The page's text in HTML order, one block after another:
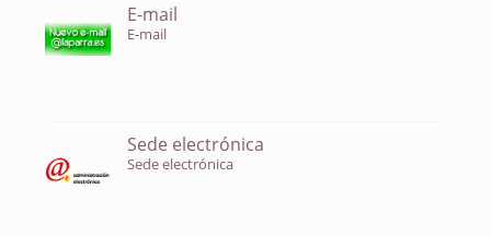
E-mail
E-mail
Sede electrónica
Sede electrónica